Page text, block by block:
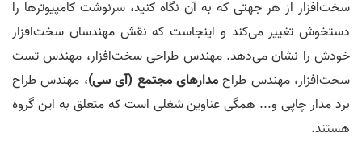
سخت‌افزار از هر جهتی که به آن نگاه کنید، سرنوشت کامپیوترها را
دستخوش تغییر می‌کند و اینجاست که نقش مهندسان سخت‌افزار
خودش را نشان می‌دهد. مهندس طراحی سخت‌افزار، مهندس تست
سخت‌افزار، مهندس طراحمدارهای مجتمع (آی سی)، مهندس طراح
برد مدار چاپی و... همگی عناوین شغلی است که متعلق به این گروه
هستند.